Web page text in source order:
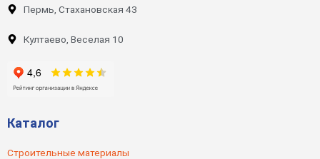
Пермь, Стахановская 43
Култаево, Веселая 10
Каталог
Строительные материалы